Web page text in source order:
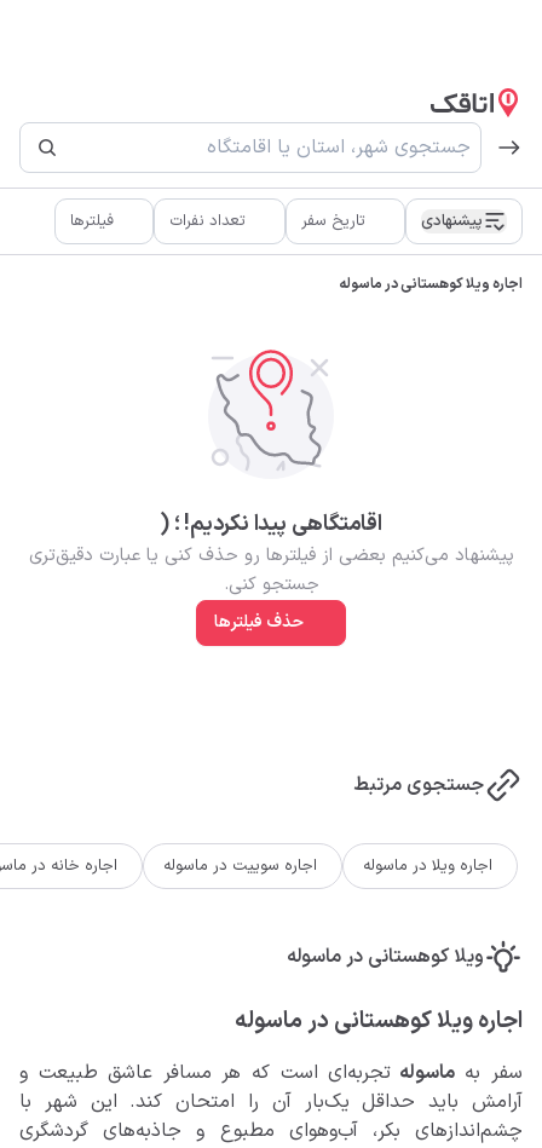
پیشنهادی تاریخ سفر تعداد نفرات فیلترها
اجاره ویلا کوهستانی در ماسوله
اقامتگاهی پیدا نکردیم! ؛ (
پیشنهاد می‌کنیم بعضی از فیلتر‌ها رو حذف کنی یا عبارت دقیق‌تری
جستجو کنی.
حذف فیلترها
جستجوی مرتبط
اجاره ویلا در ماسوله اجاره سوییت در ماسوله اجاره خانه در
ویلا کوهستانی در ماسوله
اجاره ویلا کوهستانی در ماسوله
سفر بهماسوله تجربه‌ای است که هر مسافر عاشق طبیعت و
آرامش باید حداقل یک‌بار آن را امتحان کند. این شهر با
چشم‌اندازهای بکر، آب‌وهوای مطبوع و جاذبه‌های گردشگری